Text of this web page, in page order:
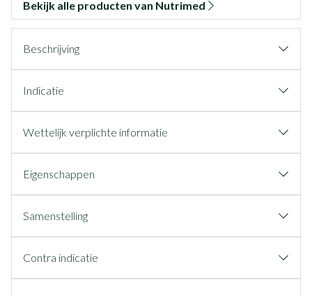
Bekijk alle producten van Nutrimed
Beschrijving
Indicatie
Wettelijk verplichte informatie
Eigenschappen
Samenstelling
Contra indicatie